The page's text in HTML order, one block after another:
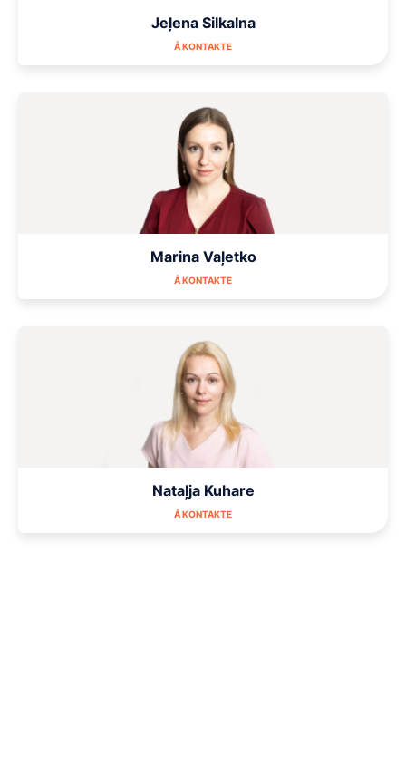
Jeļena Silkalna
Å KONTAKTE
Marina Vaļetko
Å KONTAKTE
Nataļja Kuhare
Å KONTAKTE